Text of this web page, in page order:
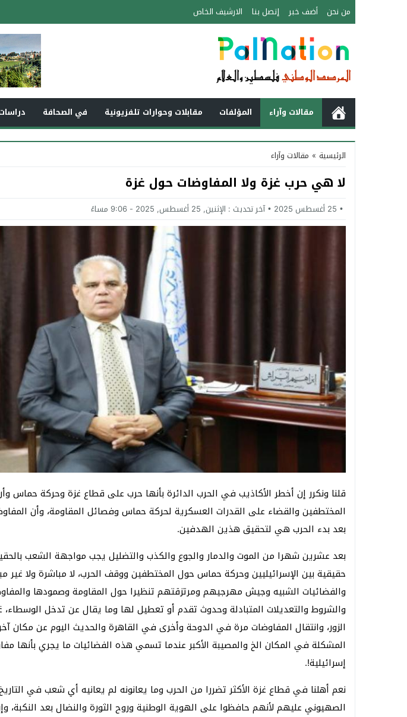
من نحن أضف خبر إتصل بنا الارشيف الخاص
مقالات وآراء المؤلفات مقابلات وحوارات تلفزيونية في الصحافة
الرئيسية » مقالات وآراء
لا هي حرب غزة ولا المفاوضات حول غزة
25 أغسطس 2025 آخر تحديث : الإثنين, 25 أغسطس, 2025 - 9:06 مساءً
قلنا ونكرر إن أخطر الأكاذيب في الحرب الدائرة بأنها حرب على قطاع غزة وحركة حماس
المختطفين والقضاء على القدرات العسكرية لحركة حماس وفصائل المقاومة، وأن
بعد بدء الحرب هي لتحقيق هذين الهدفين.
بعد عشرين شهرا من الموت والدمار والجوع والكذب والتضليل يجب مواجهة الشعب
حقيقية بين الإسرائيليين وحركة حماس حول المختطفين ووقف الحرب، لا مباشرة ولا غير
والفضائيات الشبيه وجيش مهرجيهم ومرتزقتهم تنظيرا حول المقاومة وصمودها
والشروط والتعديلات المتبادلة وحدوث تقدم أو تعطيل لها وما يقال عن تدخل
الزور، وانتقال المفاوضات مرة في الدوحة وأخرى في القاهرة والحديث اليوم عن مكان
المشكلة في المكان الخ والمصيبة الأكبر عندما تسمي هذه الفضائيات ما يجري بأنها
إسرائيلية!.
نعم أهلنا في قطاع غزة الأكثر تضررا من الحرب وما يعانونه لم يعانيه أي شعب في
الصهيوني عليهم لأنهم حافظوا على الهوية الوطنية وروح الثورة والنضال بعد النكبة،